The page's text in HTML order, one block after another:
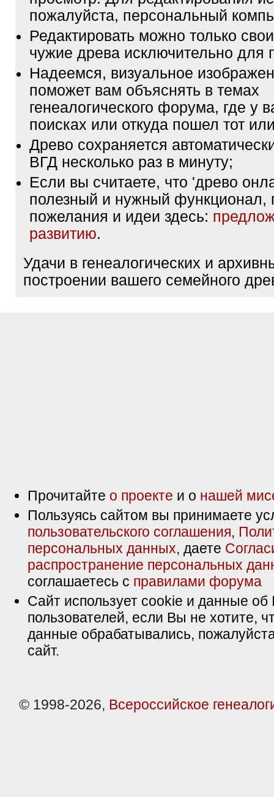
пожалуйста, персональный
Редактировать можно только
чужие древа исключительно для
Надеемся, визуальное
поможет вам объяснять в темах
генеалогического форума, где у
поисках или откуда пошел тот
Древо сохраняется
ВГД несколько раз в минуту;
Если вы считаете, что 'древо
полезный и нужный функционал,
пожелания и идеи здесь:
развитию.
Удачи в генеалогических и
построении вашего семейного
Прочитайте о проекте и о нашей
Пользуясь сайтом вы принимаете
пользовательского соглашения,
персональных данных, даете
распространение персональных
соглашаетесь с правилами форума
Сайт использует cookie и данные об
пользователей, если Вы не хотите,
данные обрабатывались,
сайт.
© 1998-2026, Всероссийское